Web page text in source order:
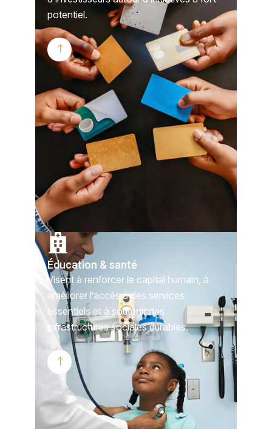
potentiel.
Éducation & santé
Visent à renforcer le capital humain, à
améliorer l’accès à des services
essentiels et à soutenir des
infrastructures sociales durables.